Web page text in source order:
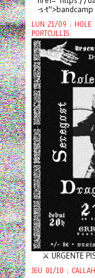
-s-t">bandcamp
LUN 21/09 : HOLE
PORTCULLIS
⚔️ URGENTE
JEU 01/10 :